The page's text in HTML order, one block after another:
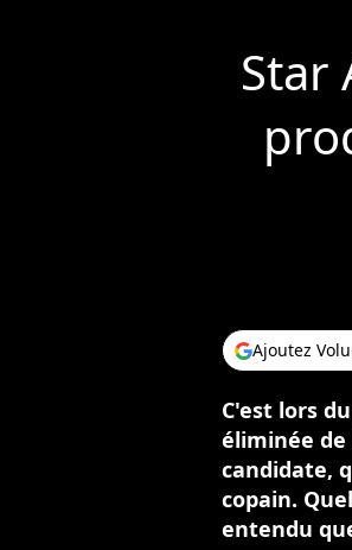
Star
Ajoutez
C'est lors
éliminée de
candidate,
copain.
entendu